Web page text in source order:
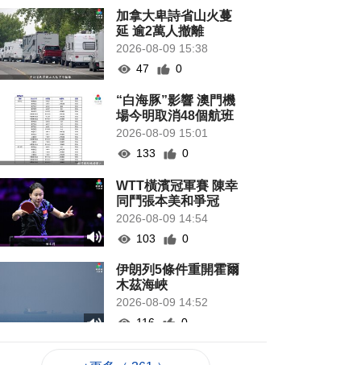
加拿大卑詩省山火蔓
延 逾2萬人撤離
2026-08-09 15:38
47
0
“白海豚”影響 澳門機
場今明取消48個航班
2026-08-09 15:01
133
0
WTT橫濱冠軍賽 陳幸
同鬥張本美和爭冠
2026-08-09 14:54
103
0
伊朗列5條件重開霍爾
木茲海峽
2026-08-09 14:52
116
0